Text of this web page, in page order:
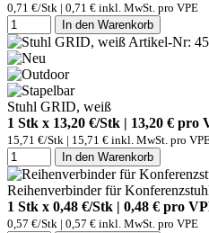
0,71 €/Stk | 0,71 € inkl. MwSt. pro VPE
In den Warenkorb
Artikel-Nr:
Stuhl GRID, weiß
1 Stk x 13,20 €/Stk | 13,20 € pro
15,71 €/Stk | 15,71 € inkl. MwSt. pro
In den Warenkorb
Reihenverbinder für
1 Stk x 0,48 €/Stk | 0,48 € pro
0,57 €/Stk | 0,57 € inkl. MwSt. pro VPE